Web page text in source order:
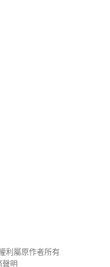
利屬原作者所有
聲明